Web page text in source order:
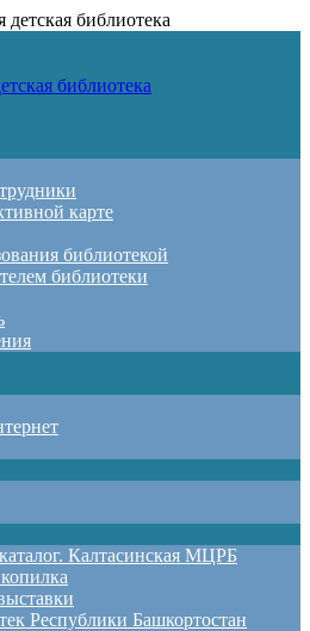
библиотека
карте
библиотекой
библиотеки
Калтасинская МЦРБ
Республики Башкортостан